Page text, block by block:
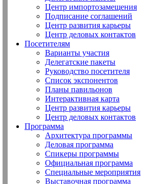
Центр импортозамещения
Подписание соглашений
Центр развития карьеры
Центр деловых контактов
Посетителям
Варианты участия
Делегатские пакеты
Руководство посетителя
Список экспонентов
Планы павильонов
Интерактивная карта
Центр развития карьеры
Центр деловых контактов
Программа
Архитектура программы
Деловая программа
Спикеры программы
Официальная программа
Специальные мероприятия
Выставочная программа